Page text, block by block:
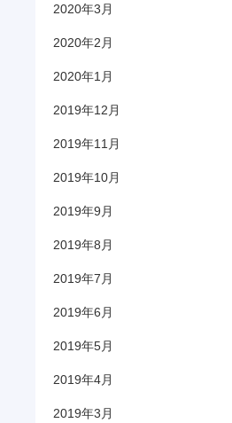
2020年3月
2020年2月
2020年1月
2019年12月
2019年11月
2019年10月
2019年9月
2019年8月
2019年7月
2019年6月
2019年5月
2019年4月
2019年3月